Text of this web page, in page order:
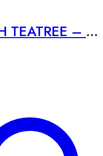
SHEET MASK WITH TEATREE – 25ml